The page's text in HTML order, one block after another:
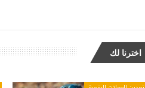
اخترنا لك